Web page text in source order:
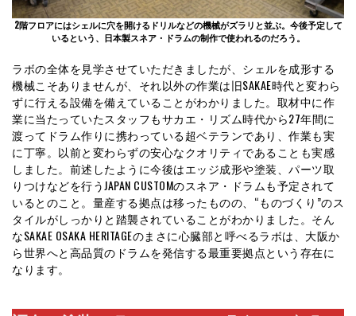
2階フロアにはシェルに穴を開けるドリルなどの機械がズラリと並ぶ。今後予定して
いるという、日本製スネア・ドラムの制作で使われるのだろう。
ラボの全体を見学させていただきましたが、シェルを成形する
機械こそありませんが、それ以外の作業は旧SAKAE時代と変わら
ずに行える設備を備えていることがわかりました。取材中に作
業に当たっていたスタッフもサカエ・リズム時代から27年間に
渡ってドラム作りに携わっている超ベテランであり、作業も実
に丁寧。以前と変わらずの安心なクオリティであることも実感
しました。前述したように今後はエッジ成形や塗装、パーツ取
りつけなどを行うJAPAN CUSTOMのスネア・ドラムも予定されて
いるとのこと。量産する拠点は移ったものの、“ものづくり”のス
タイルがしっかりと踏襲されていることがわかりました。そん
なSAKAE OSAKA HERITAGEのまさに心臓部と呼べるラボは、大阪か
ら世界へと高品質のドラムを発信する最重要拠点という存在に
なります。